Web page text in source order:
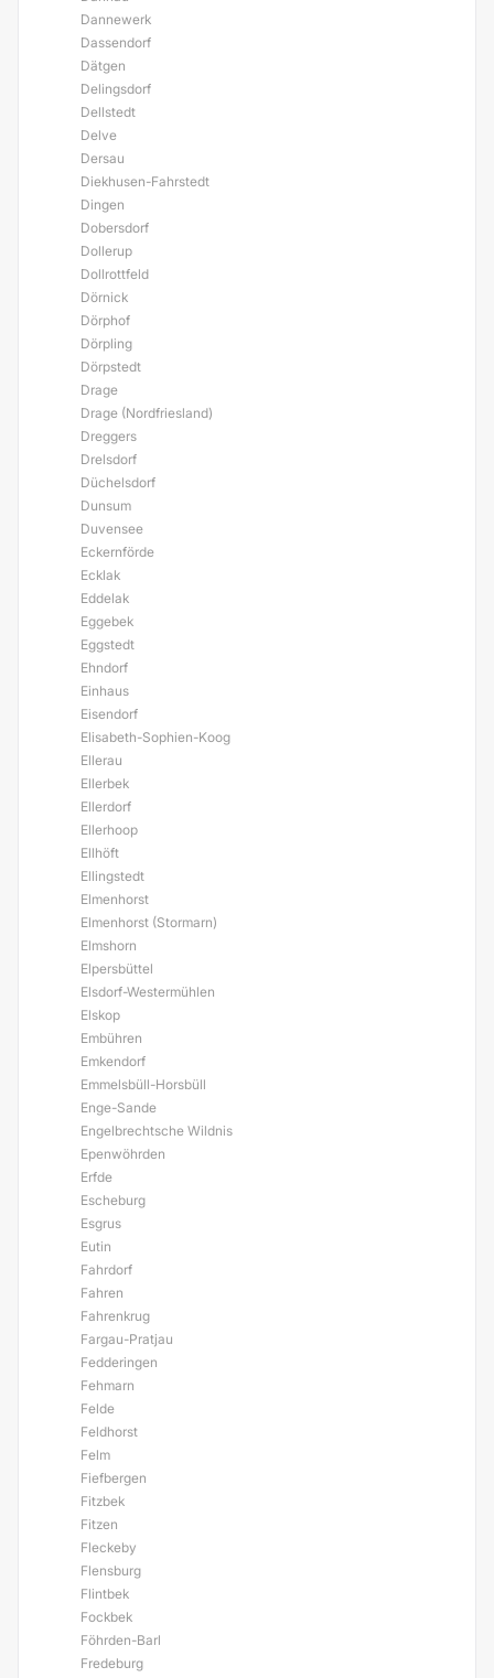
Dannewerk
Dassendorf
Dätgen
Delingsdorf
Dellstedt
Delve
Dersau
Diekhusen-Fahrstedt
Dingen
Dobersdorf
Dollerup
Dollrottfeld
Dörnick
Dörphof
Dörpling
Dörpstedt
Drage
Drage (Nordfriesland)
Dreggers
Drelsdorf
Düchelsdorf
Dunsum
Duvensee
Eckernförde
Ecklak
Eddelak
Eggebek
Eggstedt
Ehndorf
Einhaus
Eisendorf
Elisabeth-Sophien-Koog
Ellerau
Ellerbek
Ellerdorf
Ellerhoop
Ellhöft
Ellingstedt
Elmenhorst
Elmenhorst (Stormarn)
Elmshorn
Elpersbüttel
Elsdorf-Westermühlen
Elskop
Embühren
Emkendorf
Emmelsbüll-Horsbüll
Enge-Sande
Engelbrechtsche Wildnis
Epenwöhrden
Erfde
Escheburg
Esgrus
Eutin
Fahrdorf
Fahren
Fahrenkrug
Fargau-Pratjau
Fedderingen
Fehmarn
Felde
Feldhorst
Felm
Fiefbergen
Fitzbek
Fitzen
Fleckeby
Flensburg
Flintbek
Fockbek
Föhrden-Barl
Fredeburg